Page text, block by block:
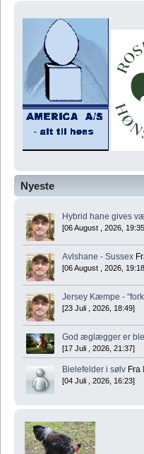
Nyeste
Hybrid hane gives
[06 August , 2026,
Avlshane - Sussex
[06 August , 2026,
Jersey Kæmpe -
[23 Juli , 2026, 18:49]
God æglægger er
[17 Juli , 2026, 21:37]
Bielefelder i sølv Fra
[04 Juli , 2026, 16:23]